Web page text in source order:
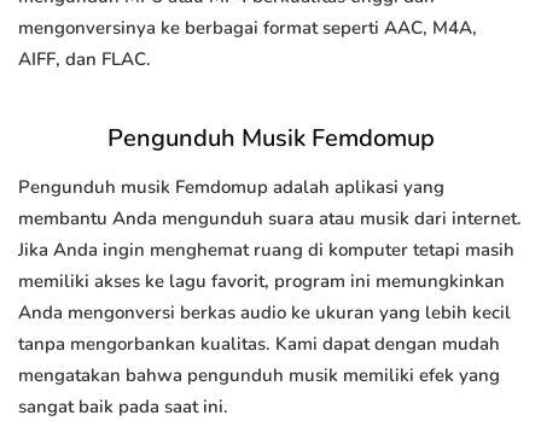
mengonversinya ke berbagai format seperti AAC, M4A,
AIFF, dan FLAC.
Pengunduh Musik Femdomup
Pengunduh musik Femdomup adalah aplikasi yang
membantu Anda mengunduh suara atau musik dari internet.
Jika Anda ingin menghemat ruang di komputer tetapi masih
memiliki akses ke lagu favorit, program ini memungkinkan
Anda mengonversi berkas audio ke ukuran yang lebih kecil
tanpa mengorbankan kualitas. Kami dapat dengan mudah
mengatakan bahwa pengunduh musik memiliki efek yang
sangat baik pada saat ini.